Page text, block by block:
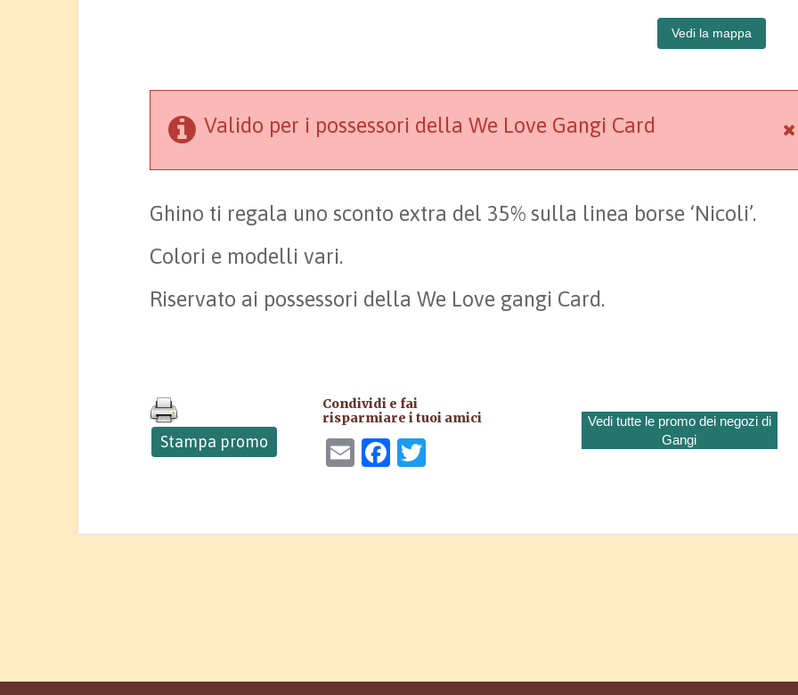
Vedi la mappa
Valido per i possessori della We Love Gangi Card
Ghino ti regala uno sconto extra del 35% sulla linea borse ‘Nicoli’.
Colori e modelli vari.
Riservato ai possessori della We Love gangi Card.
Stampa promo
Condividi e fai
risparmiare i tuoi amici
EmailFacebook
Twitter
Vedi tutte le promo dei negozi di
Gangi